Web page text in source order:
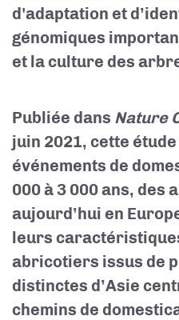
d'adaptation et
génomiques
et la culture des
Publiée dans Nature
juin 2021, cette
événements de
000 à 3 000 ans,
aujourd’hui en
leurs
abricotiers issus de
distinctes d’Asie
chemins de